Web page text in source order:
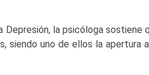
la psicóloga sostiene
siendo uno de ellos la apertura